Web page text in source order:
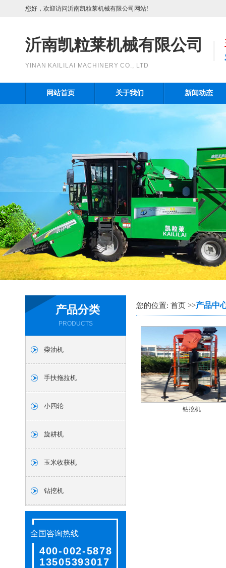
您好，欢迎访问沂南凯粒莱机械有限公司网站!
沂南凯粒莱机械有限公司
YINAN KAILILAI MACHINERY CO., LTD
网站首页 关于我们 新闻动态
产品分类
PRODUCTS
柴油机
手扶拖拉机
小四轮
旋耕机
玉米收获机
钻挖机
全国咨询热线
400-002-5878
13505393017
您的位置: 首页 >>产品中
钻挖机